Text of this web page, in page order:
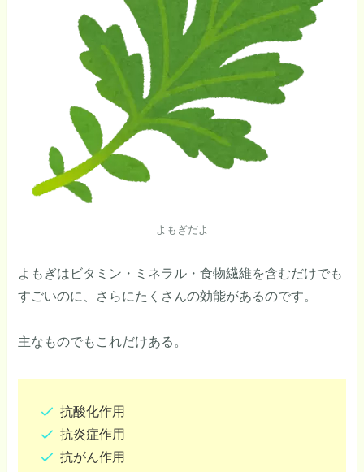
よもぎだよ
よもぎはビタミン・ミネラル・食物繊維を含むだけでも
すごいのに、さらにたくさんの効能があるのです。
主なものでもこれだけある。
抗酸化作用
抗炎症作用
抗がん作用